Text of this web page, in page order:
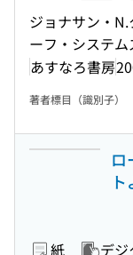
ジョナサン・
ーフ・システ
あすなろ書房
著者標目（識別子）
ロ
紙 デジ